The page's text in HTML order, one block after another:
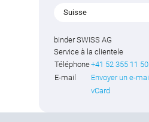
Suisse
binder SWISS AG
Service à la clientele
Téléphone+41 52 355 11 50
E-mail
Envoyer un e-mail
vCard